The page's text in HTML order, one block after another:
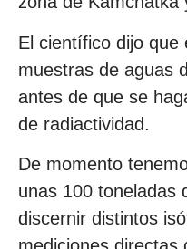
El científico dijo que
muestras de aguas
antes de que se
de radiactividad.
De momento
unas 100 toneladas
discernir distintos